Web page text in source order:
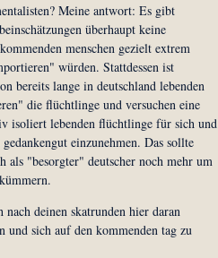
Meine antwort: Es gibt
überhaupt keine
menschen gezielt extrem
würden. Stattdessen ist
bereits lange in deutschland lebenden
die flüchtlinge und versuchen eine
isoliert lebenden flüchtlinge für sich und
einzunehmen. Das sollte
als "besorgter" deutscher noch mehr um
deinen skatrunden hier daran
und sich auf den kommenden tag zu